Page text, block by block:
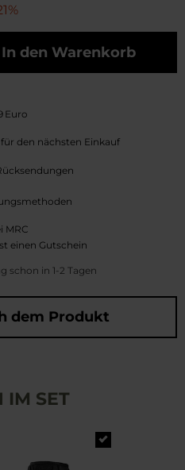
In den Warenkorb
Euro
für den nächsten Einkauf
MRC
einen Gutschein
schon in 1-2 Tagen
dem Produkt
IM SET